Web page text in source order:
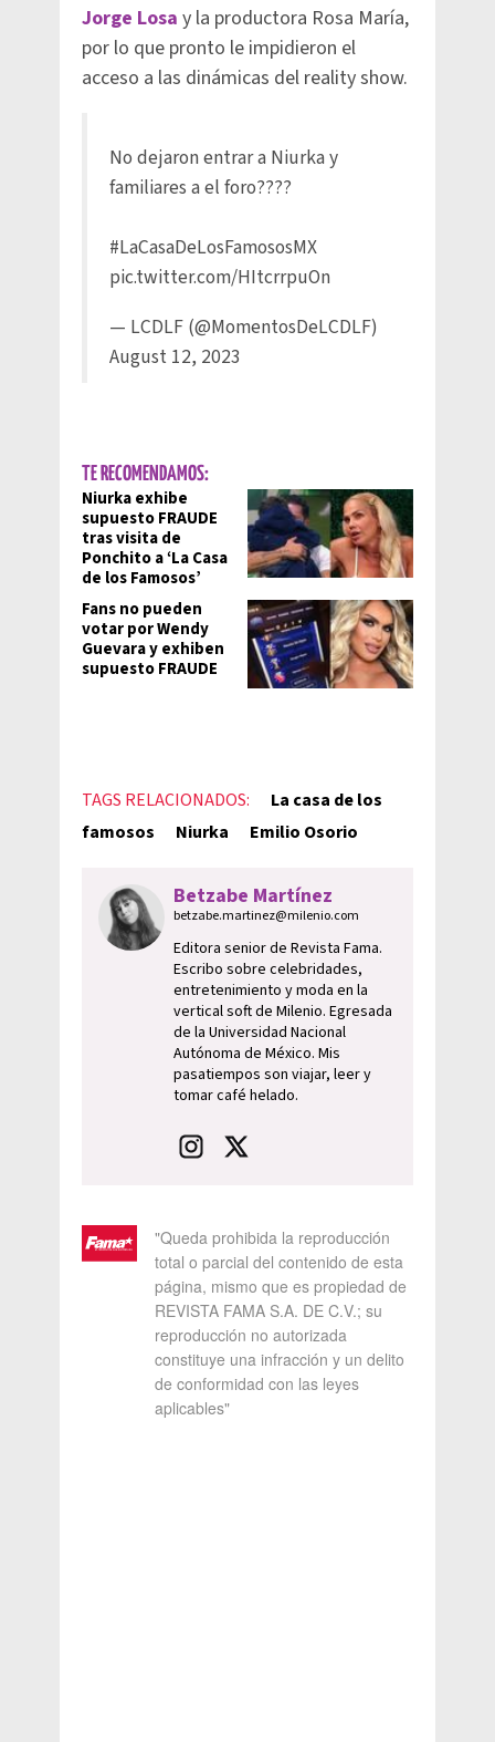
Jorge Losa y la productora Rosa María,
por lo que pronto le impidieron el
acceso a las dinámicas del reality show.
No dejaron entrar a Niurka y
familiares a el foro????
#LaCasaDeLosFamososMX
pic.twitter.com/HItcrrpuOn
— LCDLF (@MomentosDeLCDLF)
August 12, 2023
TE RECOMENDAMOS:
Niurka exhibe
supuesto FRAUDE
tras visita de
Ponchito a ‘La Casa
de los Famosos’
Fans no pueden
votar por Wendy
Guevara y exhiben
supuesto FRAUDE
TAGS RELACIONADOS:
La casa de los
famosos
Niurka Emilio Osorio
Betzabe Martínez
betzabe.martinez@milenio.com
Editora senior de Revista Fama.
Escribo sobre celebridades,
entretenimiento y moda en la
vertical soft de Milenio. Egresada
de la Universidad Nacional
Autónoma de México. Mis
pasatiempos son viajar, leer y
tomar café helado.
"Queda prohibida la reproducción
total o parcial del contenido de esta
página, mismo que es propiedad de
REVISTA FAMA S.A. DE C.V.; su
reproducción no autorizada
constituye una infracción y un delito
de conformidad con las leyes
aplicables"